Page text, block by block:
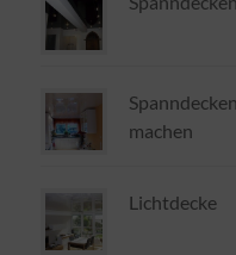
machen
Lichtdecke